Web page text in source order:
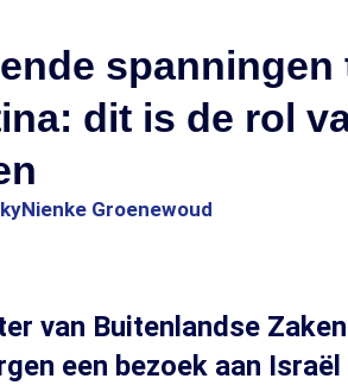
spanningen
dit is de rol
Nienke Groenewoud
van Buitenlandse
een bezoek aan